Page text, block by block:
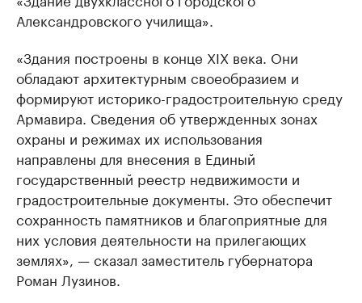
Александровского училища».
«Здания построены в конце XIX века. Они
обладают архитектурным своеобразием и
формируют историко-градостроительную среду
Армавира. Сведения об утвержденных зонах
охраны и режимах их использования
направлены для внесения в Единый
государственный реестр недвижимости и
градостроительные документы. Это обеспечит
сохранность памятников и благоприятные для
них условия деятельности на прилегающих
землях», — сказал заместитель губернатора
Роман Лузинов.